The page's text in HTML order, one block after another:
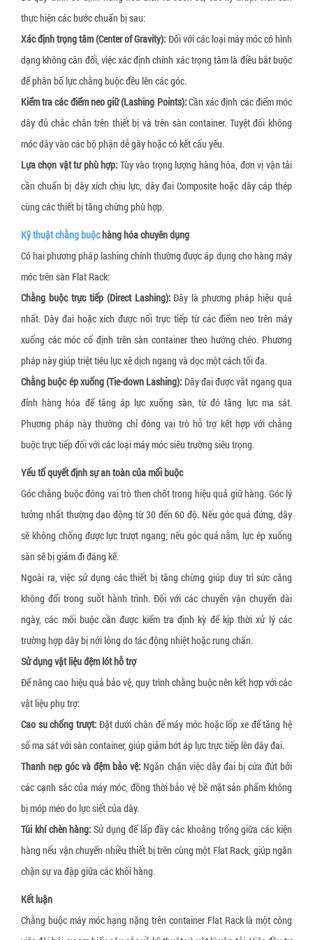
Slip sheet giấy
Slip sheet nhựa trắng
Slip sheet nhựa HDPE
Nhãn cảnh báo hàng hóa bị nghiêng
Nhãn cảnh báo hàng hóa bị va đập
Pallet gỗ
Pallet nhựa
Khóa đai nhựa
Khóa đai sắt
Giấy tổ ong bọc hàng
Dây đai xơ sợi thực vật
Dây đai giấy
Tấm tổ ong
Thùng carton, hộp carton
Vách ngăn thùng carton
Giấy bóng khí gói hàng
Xốp định hình giãn nở
Gói hút khí ethylene
Gói hút CO2
Gói hút ẩm đất sét hoạt tính (activated clay)
Nhôm hoạt tính (Activated Allumina)
Dung dịch chống mốc cho da giày
thực hiện các bước chuẩn bị sau:
Xác định trọng tâm (Center of Gravity): Đối với các loại máy móc có hình
dạng không cân đối, việc xác định chính xác trọng tâm là điều bắt buộc
để phân bổ lực chằng buộc đều lên các góc.
Kiểm tra các điểm neo giữ (Lashing Points):Cần xác định các điểm móc
dây đủ chắc chắn trên thiết bị và trên sàn container. Tuyệt đối không
móc dây vào các bộ phận dễ gãy hoặc có kết cấu yếu.
Lựa chọn vật tư phù hợp: Tùy vào trọng lượng hàng hóa, đơn vị vận tải
cần chuẩn bị dây xích chịu lực, dây đai Composite hoặc dây cáp thép
cùng các thiết bị tăng chừng phù hợp.
Kỹ thuật chằng buộchàng hóa chuyên dụng
Có hai phương pháp lashing chính thường được áp dụng cho hàng máy
móc trên sàn Flat Rack:
Chằng buộc trực tiếp (Direct Lashing):Đây là phương pháp hiệu quả
nhất. Dây đai hoặc xích được nối trực tiếp từ các điểm neo trên máy
xuống các móc cố định trên sàn container theo hướng chéo. Phương
pháp này giúp triệt tiêu lực xê dịch ngang và dọc một cách tối đa.
Chằng buộc ép xuống (Tie-down Lashing): Dây đai được vắt ngang qua
đỉnh hàng hóa để tăng áp lực xuống sàn, từ đó tăng lực ma sát.
Phương pháp này thường chỉ đóng vai trò hỗ trợ kết hợp với chằng
buộc trực tiếp đối với các loại máy móc siêu trường siêu trọng.
Yếu tố quyết định sự an toàn của mối buộc
Góc chằng buộc đóng vai trò then chốt trong hiệu quả giữ hàng. Góc lý
tưởng nhất thường dao động từ 30 đến 60 độ. Nếu góc quá đứng, dây
sẽ không chống được lực trượt ngang; nếu góc quá nằm, lực ép xuống
sàn sẽ bị giảm đi đáng kể.
Ngoài ra, việc sử dụng các thiết bị tăng chừng giúp duy trì sức căng
không đổi trong suốt hành trình. Đối với các chuyến vận chuyển dài
ngày, các mối buộc cần được kiểm tra định kỳ để kịp thời xử lý các
trường hợp dây bị nới lỏng do tác động nhiệt hoặc rung chấn.
Sử dụng vật liệu đệm lót hỗ trợ
Để nâng cao hiệu quả bảo vệ, quy trình chằng buộc nên kết hợp với các
vật liệu phụ trợ:
Cao su chống trượt: Đặt dưới chân đế máy móc hoặc lốp xe để tăng hệ
số ma sát với sàn container, giúp giảm bớt áp lực trực tiếp lên dây đai.
Thanh nẹp góc và đệm bảo vệ: Ngăn chặn việc dây đai bị cứa đứt bởi
các cạnh sắc của máy móc, đồng thời bảo vệ bề mặt sản phẩm không
bị móp méo do lực siết của dây.
Túi khí chèn hàng: Sử dụng để lấp đầy các khoảng trống giữa các kiện
hàng nếu vận chuyển nhiều thiết bị trên cùng một Flat Rack, giúp ngăn
chặn sự va đập giữa các khối hàng.
Kết luận
Chằng buộc máy móc hạng nặng trên container Flat Rack là một công